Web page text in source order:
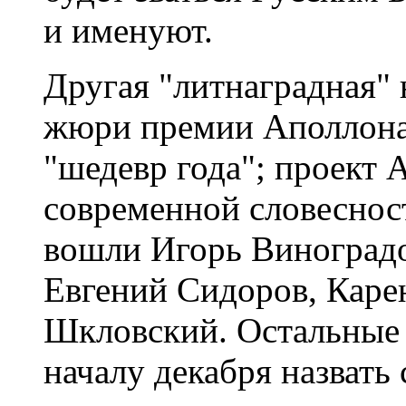
и именуют.
Другая
жюри премии Аполлона
"шедевр года"; проект
современной
вошли Игорь
Евгений Сидоров,
Шкловский.
началу декабря